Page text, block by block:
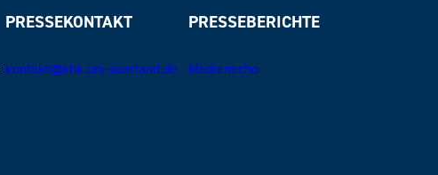
PRESSEKONTAKT
kontakt@khk.uni-saarland.de
PRESSEBERICHTE
Medienecho